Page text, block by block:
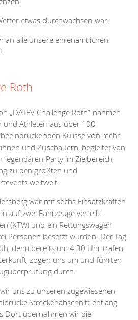
etwas durchwachsen war.
an alle unsere ehrenamtlichen
Roth
„DATEV Challenge Roth“ nahmen
Athleten aus über 100
Kulisse von mehr
und Zuschauern, begleitet von
legendären Party im Zielbereich,
zu den größten und
weltweit.
war mit sechs Einsatzkräften
auf zwei Fahrzeuge verteilt –
(KTW) und ein Rettungswagen
Personen besetzt wurden. Der Tag
denn bereits um 4:30 Uhr trafen
zogen uns um und führten
durch.
uns zu unseren zugewiesenen
Streckenabschnitt entlang
Dort übernahmen wir die